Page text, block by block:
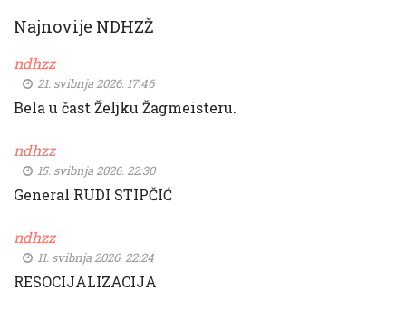
Najnovije NDHZŽ
ndhzz
21. svibnja 2026. 17:46
Bela u čast Željku Žagmeisteru.
ndhzz
15. svibnja 2026. 22:30
General RUDI STIPČIĆ
ndhzz
11. svibnja 2026. 22:24
RESOCIJALIZACIJA